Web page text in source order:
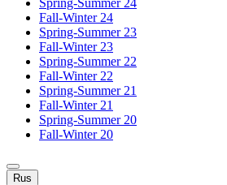
Spring-Summer 24
Fall-Winter 24
Spring-Summer 23
Fall-Winter 23
Spring-Summer 22
Fall-Winter 22
Spring-Summer 21
Fall-Winter 21
Spring-Summer 20
Fall-Winter 20
Rus